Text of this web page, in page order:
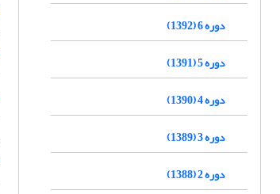
دوره 6 (1392)
دوره 5 (1391)
دوره 4 (1390)
دوره 3 (1389)
دوره 2 (1388)